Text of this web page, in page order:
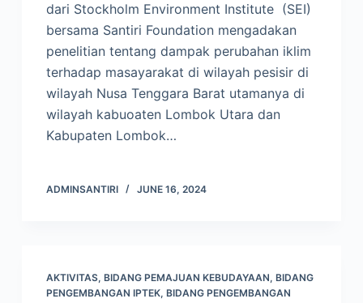
dari Stockholm Environment Institute (SEI)
bersama Santiri Foundation mengadakan
penelitian tentang dampak perubahan iklim
terhadap masayarakat di wilayah pesisir di
wilayah Nusa Tenggara Barat utamanya di
wilayah kabuoaten Lombok Utara dan
Kabupaten Lombok…
ADMINSANTIRI JUNE 16, 2024
AKTIVITAS, BIDANG PEMAJUAN KEBUDAYAAN, BIDANG
PENGEMBANGAN IPTEK, BIDANG PENGEMBANGAN